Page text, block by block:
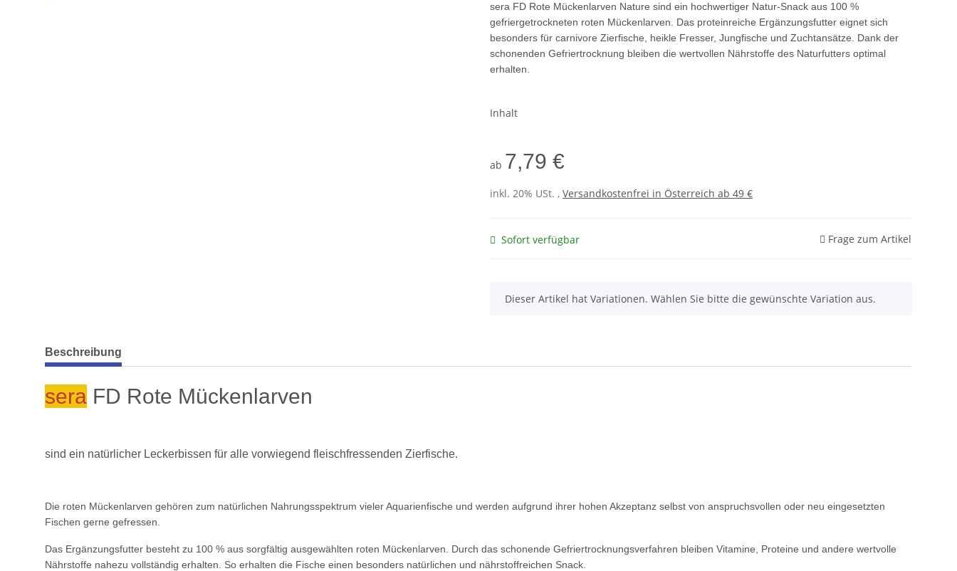
sera FD Rote Mückenlarven Nature sind ein hochwertiger Natur-Snack aus 100 %
gefriergetrockneten roten Mückenlarven. Das proteinreiche Ergänzungsfutter eignet sich
besonders für carnivore Zierfische, heikle Fresser, Jungfische und Zuchtansätze. Dank der
schonenden Gefriertrocknung bleiben die wertvollen Nährstoffe des Naturfutters optimal
erhalten.
Inhalt
ab 7,79 €
inkl. 20% USt. , Versandkostenfrei in Österreich ab 49 €
Sofort verfügbar Frage zum Artikel
x
Dieser Artikel hat Variationen. Wählen Sie bitte die gewünschte Variation aus.
weitere Registerkarten anzeigen
Beschreibung
sera FD Rote Mückenlarven
sind ein natürlicher Leckerbissen für alle vorwiegend fleischfressenden Zierfische.
Die roten Mückenlarven gehören zum natürlichen Nahrungsspektrum vieler Aquarienfische und werden aufgrund ihrer hohen Akzeptanz selbst von anspruchsvollen oder neu eingesetzten
Fischen gerne gefressen.
Das Ergänzungsfutter besteht zu 100 % aus sorgfältig ausgewählten roten Mückenlarven. Durch das schonende Gefriertrocknungsverfahren bleiben Vitamine, Proteine und andere wertvolle
Nährstoffe nahezu vollständig erhalten. So erhalten die Fische einen besonders natürlichen und nährstoffreichen Snack.